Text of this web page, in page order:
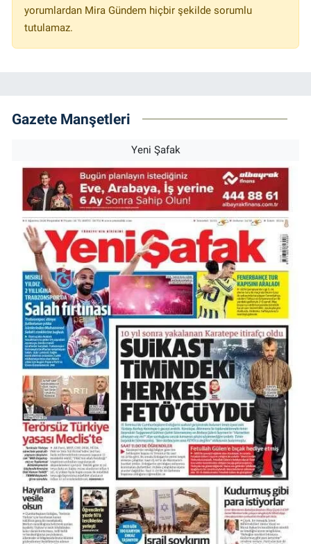
yorumlardan Mira Gündem hiçbir şekilde sorumlu
tutulamaz.
Gazete Manşetleri
Yeni Şafak